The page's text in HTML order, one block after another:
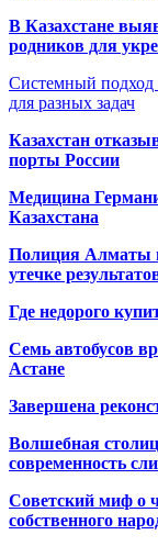
В Казахстане
родников для
Системный подход
для разных задач
Казахстан
порты России
Медицина
Казахстана
Полиция Алматы
утечке
Где недорого
Семь автобусов
Астане
Завершена
Волшебная
современность
Советский миф о
собственного